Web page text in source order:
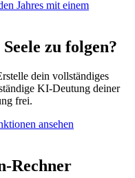
Jahres mit einem
zu folgen?
dein vollständiges
KI-Deutung deiner
frei.
ansehen
Rechner